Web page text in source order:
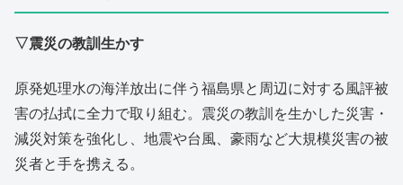
▽震災の教訓生かす
原発処理水の海洋放出に伴う福島県と周辺に対する風評被
害の払拭に全力で取り組む。震災の教訓を生かした災害・
減災対策を強化し、地震や台風、豪雨など大規模災害の被
災者と手を携える。